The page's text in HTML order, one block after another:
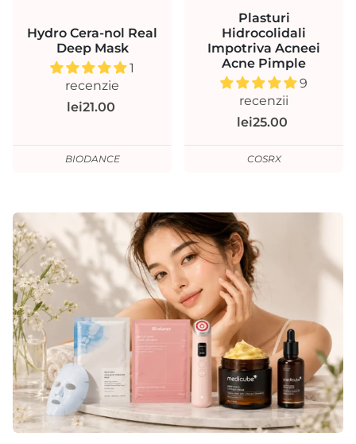
Hydro Cera-nol Real
Deep Mask
1
recenzie
lei21.00
BIODANCE
Plasturi
Hidrocolidali
Impotriva Acneei
Acne Pimple
9
recenzii
lei25.00
COSRX